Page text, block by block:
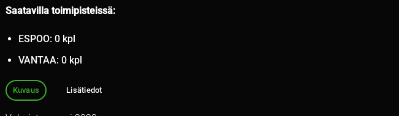
Saatavilla toimipisteissä:
ESPOO: 0 kpl
VANTAA: 0 kpl
Kuvaus Lisätiedot